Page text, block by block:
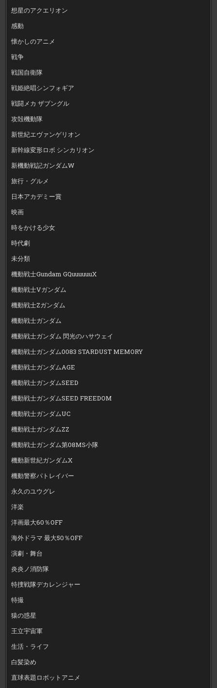
想星のアクエリオン
感動
懐かしのアニメ
戦争
戦国自衛隊
戦姫絶唱シンフォギア
戦闘メカ ザブングル
攻殻機動隊
新世紀エヴァンゲリオン
新幹線変形ロボ シンカリオン
新機動戦記ガンダムW
旅行・グルメ
日本アカデミー賞
映画
時をかける少女
時代劇
未分類
機動戦士Gundam GQuuuuuuX
機動戦士Vガンダム
機動戦士Zガンダム
機動戦士ガンダム
機動戦士ガンダム 閃光のハサウェイ
機動戦士ガンダム0083 STARDUST MEMORY
機動戦士ガンダムAGE
機動戦士ガンダムSEED
機動戦士ガンダムSEED FREEDOM
機動戦士ガンダムUC
機動戦士ガンダムZZ
機動戦士ガンダム第08MS小隊
機動新世紀ガンダムX
機動警察パトレイバー
永久のユウグレ
洋楽
洋画最大60％OFF
海外ドラマ 最大50％OFF
演劇・舞台
炎炎ノ消防隊
特捜戦隊デカレンジャー
特撮
猿の惑星
王立宇宙軍
生活・ライフ
白髪染め
直球表題ロボットアニメ